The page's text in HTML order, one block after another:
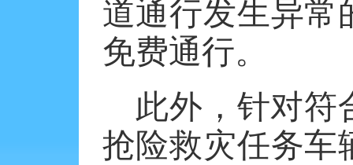
道通行发生异常
免费通行。
此外，针对符
抢险救灾任务车